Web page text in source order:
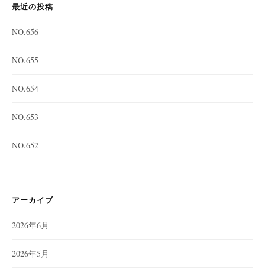
最近の投稿
NO.656
NO.655
NO.654
NO.653
NO.652
アーカイブ
2026年6月
2026年5月